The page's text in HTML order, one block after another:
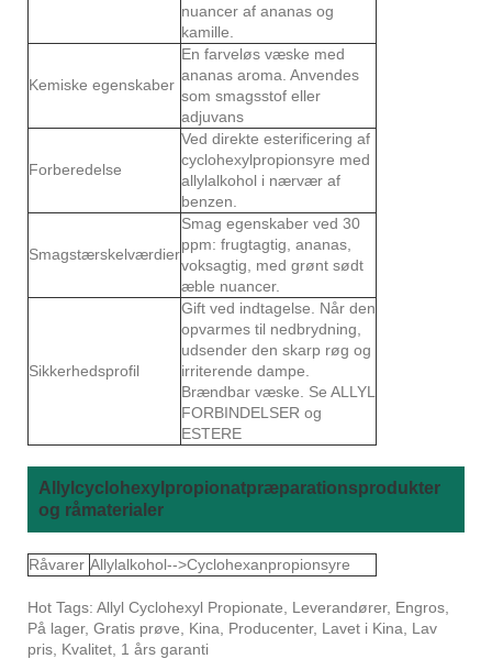
nuancer af ananas og
kamille.
Kemiske egenskaber
En farveløs væske med
ananas aroma. Anvendes
som smagsstof eller
adjuvans
Forberedelse
Ved direkte esterificering af
cyclohexylpropionsyre med
allylalkohol i nærvær af
benzen.
Smagstærskelværdier
Smag egenskaber ved 30
ppm: frugtagtig, ananas,
voksagtig, med grønt sødt
æble nuancer.
Sikkerhedsprofil
Gift ved indtagelse. Når den
opvarmes til nedbrydning,
udsender den skarp røg og
irriterende dampe.
Brændbar væske. Se ALLYL
FORBINDELSER og
ESTERE
Allylcyclohexylpropionatpræparationsprodukter
og råmaterialer
Råvarer Allylalkohol-->Cyclohexanpropionsyre
Hot Tags: Allyl Cyclohexyl Propionate, Leverandører, Engros,
På lager, Gratis prøve, Kina, Producenter, Lavet i Kina, Lav
pris, Kvalitet, 1 års garanti